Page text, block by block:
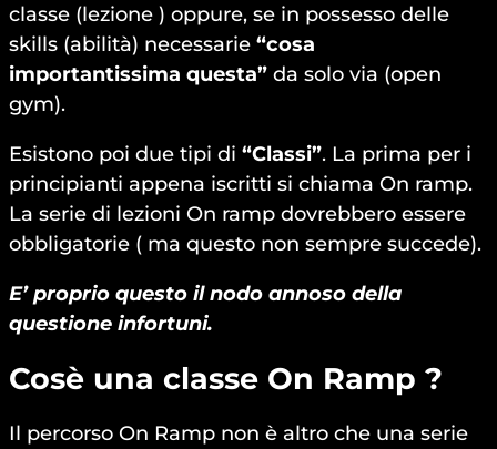
classe (lezione ) oppure, se in possesso delle
skills (abilità) necessarie “cosa
importantissima questa” da solo via (open
gym).
Esistono poi due tipi di “Classi”. La prima per i
principianti appena iscritti si chiama On ramp.
La serie di lezioni On ramp dovrebbero essere
obbligatorie ( ma questo non sempre succede).
E’ proprio questo il nodo annoso della
questione infortuni.
Cosè una classe On Ramp ?
Il percorso On Ramp non è altro che una serie